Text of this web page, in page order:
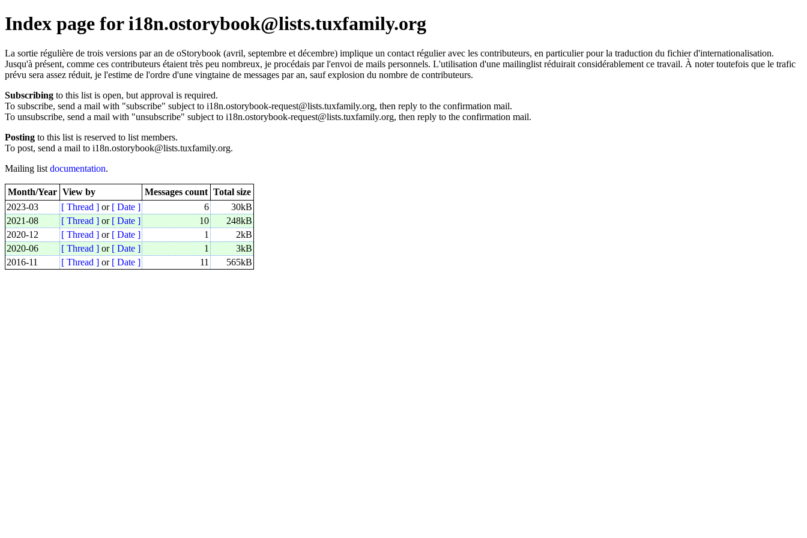
Index page for i18n.ostorybook@lists.tuxfamily.org
La sortie régulière de trois versions par an de oStorybook (avril, septembre et décembre) implique un contact régulier avec les contributeurs, en particulier pour la traduction du fichier d'internationalisation.
Jusqu'à présent, comme ces contributeurs étaient très peu nombreux, je procédais par l'envoi de mails personnels. L'utilisation d'une mailinglist réduirait considérablement ce travail. À noter toutefois que le trafic
prévu sera assez réduit, je l'estime de l'ordre d'une vingtaine de messages par an, sauf explosion du nombre de contributeurs.
Subscribing to this list is open, but approval is required.
To subscribe, send a mail with "subscribe" subject to i18n.ostorybook-request@lists.tuxfamily.org, then reply to the confirmation mail.
To unsubscribe, send a mail with "unsubscribe" subject to i18n.ostorybook-request@lists.tuxfamily.org, then reply to the confirmation mail.
Posting to this list is reserved to list members.
To post, send a mail to i18n.ostorybook@lists.tuxfamily.org.
Mailing list documentation.
Month/Year View by Messages count Total size
2023-03
[ Thread ] or [ Date ] 6
30kB
2021-08
[ Thread ] or [ Date ] 10
248kB
2020-12
[ Thread ] or [ Date ] 1
2kB
2020-06
[ Thread ] or [ Date ] 1
3kB
2016-11
[ Thread ] or [ Date ] 11 565kB